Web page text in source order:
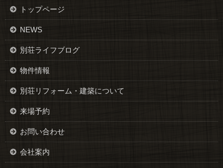
トップページ
NEWS
別荘ライフブログ
物件情報
別荘リフォーム・建築について
来場予約
お問い合わせ
会社案内